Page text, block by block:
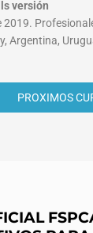
versión
Argentina,
PROXIMOS